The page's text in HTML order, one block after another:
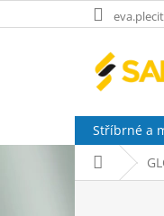
na
Stříbrné a
Domů